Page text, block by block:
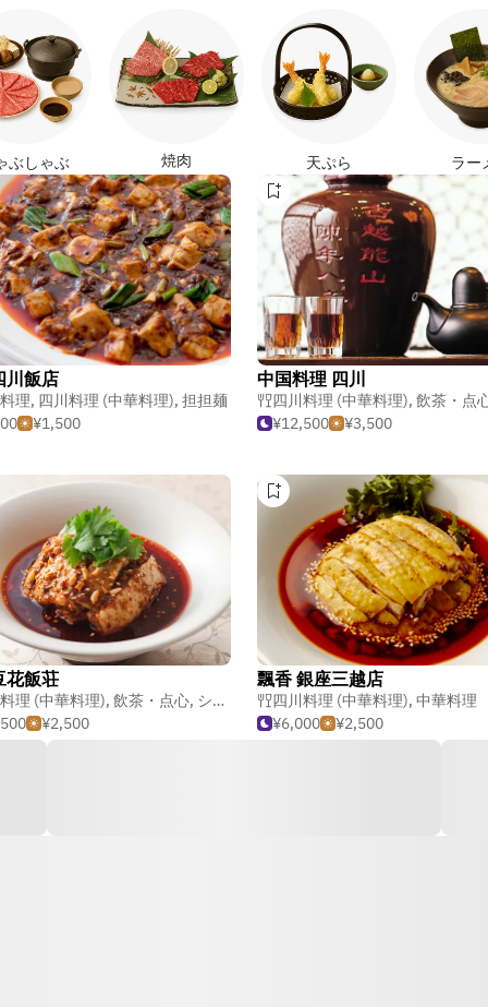
ぶしゃぶ 焼肉 天ぷら ラー
川飯店
理, 四川料理 (中華料理), 担担麺
¥1,500
中国料理 四川
四川料理 (中華料理), 飲茶・点
¥12,500
¥3,500
花飯荘
理 (中華料理), 飲茶・点心, シンガポール料理
¥2,500
飄香 銀座三越店
四川料理 (中華料理), 中華料理
¥6,000
¥2,500